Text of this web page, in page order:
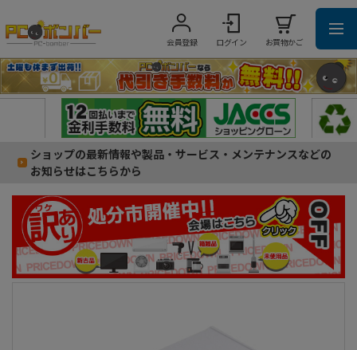
会員登録 ログイン お買物かご
ショップの最新情報や製品・サービス・メンテナンスなどの
お知らせはこちらから